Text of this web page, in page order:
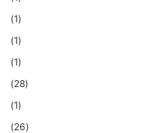
(1)
(1)
(1)
(28)
(1)
(26)